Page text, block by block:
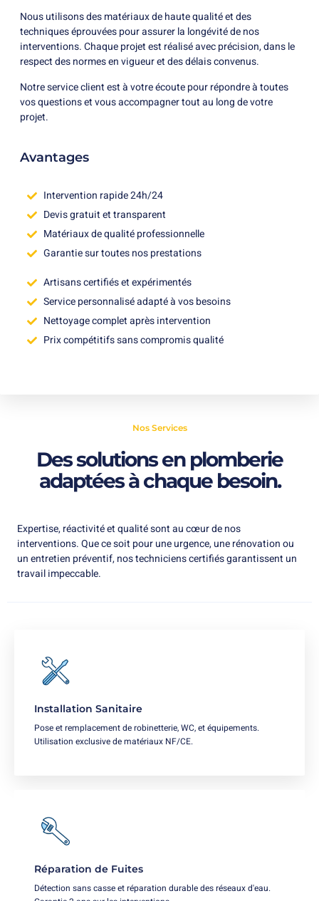
Nous utilisons des matériaux de haute qualité et des
techniques éprouvées pour assurer la longévité de nos
interventions. Chaque projet est réalisé avec précision, dans le
respect des normes en vigueur et des délais convenus.
Notre service client est à votre écoute pour répondre à toutes
vos questions et vous accompagner tout au long de votre
projet.
Avantages
Intervention rapide 24h/24
Devis gratuit et transparent
Matériaux de qualité professionnelle
Garantie sur toutes nos prestations
Artisans certifiés et expérimentés
Service personnalisé adapté à vos besoins
Nettoyage complet après intervention
Prix compétitifs sans compromis qualité
Nos Services
Des solutions en plomberie
adaptées à chaque besoin.
Expertise, réactivité et qualité sont au cœur de nos
interventions. Que ce soit pour une urgence, une rénovation ou
un entretien préventif, nos techniciens certifiés garantissent un
travail impeccable.
Installation Sanitaire
Pose et remplacement de robinetterie, WC, et équipements.
Utilisation exclusive de matériaux NF/CE.
Réparation de Fuites
Détection sans casse et réparation durable des réseaux d'eau.